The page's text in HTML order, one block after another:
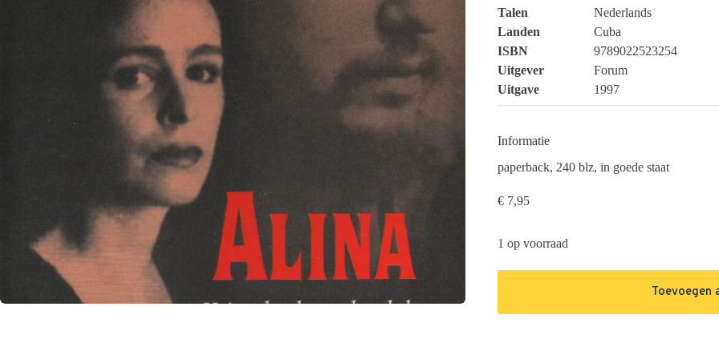
Talen
Nederlands
Landen
Cuba
ISBN
9789022523254
Uitgever
Forum
Uitgave
1997
Informatie
paperback, 240 blz, in goede staat
€ 7,95
1 op voorraad
Toevoegen